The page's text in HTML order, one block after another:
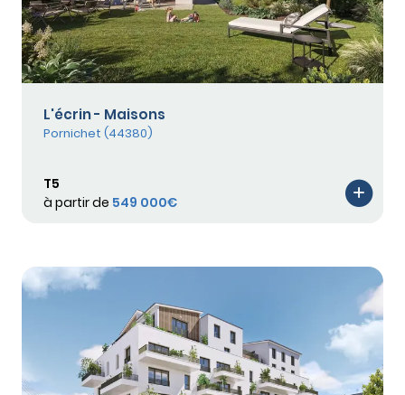
L'écrin - Maisons
Pornichet (44380)
T5
à partir de 549 000€